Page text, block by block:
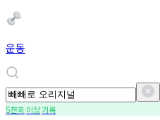
운동
5천회 이상기록